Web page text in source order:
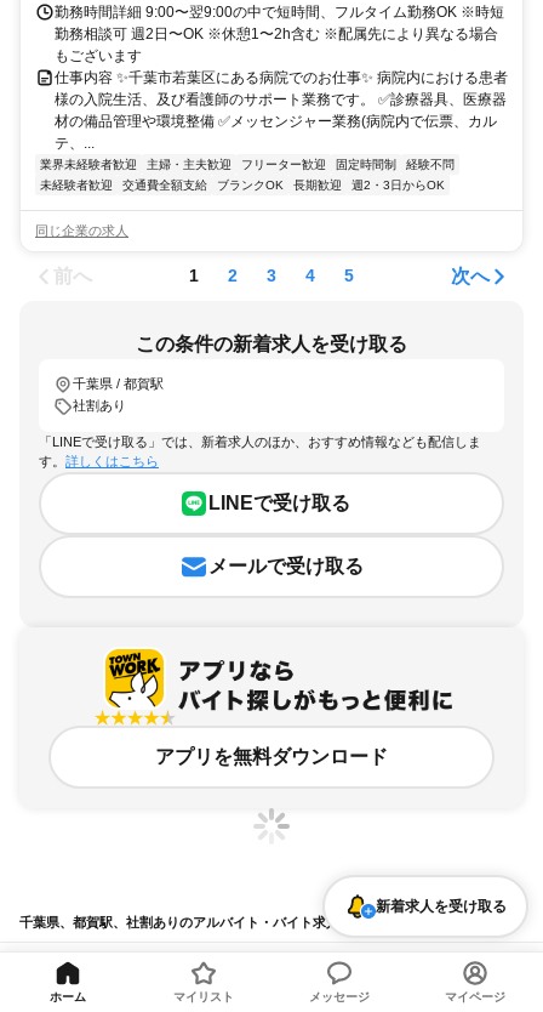
勤務時間詳細 9:00〜翌9:00の中で短時間、フルタイム勤務OK ※時短
勤務相談可 週2日〜OK ※休憩1〜2h含む ※配属先により異なる場合
もございます
仕事内容 ✨千葉市若葉区にある病院でのお仕事✨ 病院内における患者
様の入院生活、及び看護師のサポート業務です。 ✅診療器具、医療器
材の備品管理や環境整備 ✅メッセンジャー業務(病院内で伝票、カル
テ、...
業界未経験者歓迎 主婦・主夫歓迎 フリーター歓迎 固定時間制
経験不問
未経験者歓迎
交通費全額支給 ブランクOK 長期歓迎 週2・3日からOK
同じ企業の求人
前へ 1 2 3 4 5 次へ
この条件の新着求人を受け取る
千葉県 / 都賀駅
社割あり
「LINEで受け取る」では、新着求人のほか、おすすめ情報なども配信しま
す。 詳しくはこちら
LINEで受け取る
メールで受け取る
アプリを無料ダウンロード
千葉県、都賀駅、社割ありのアルバイト・バイト求人情報
求人の詳細を表示
新着求人を受け取る
ホーム マイリスト メッセージ マイページ